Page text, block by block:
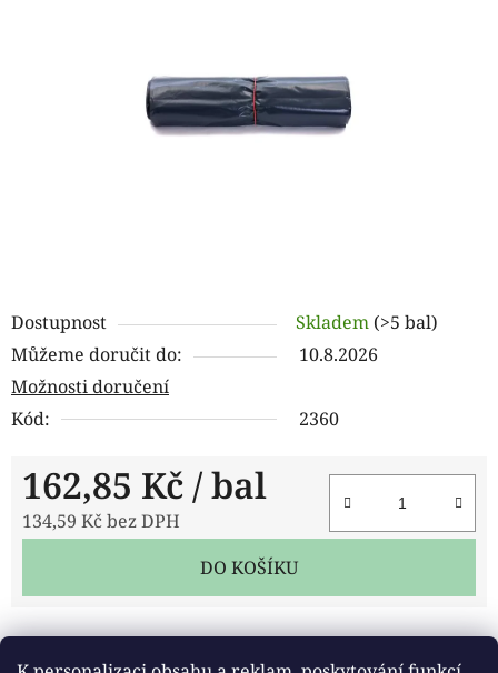
Dostupnost Skladem (>5 bal)
Můžeme doručit do:
10.8.2026
Možnosti doručení
Kód:
2360
162,85 Kč / bal
134,59 Kč bez DPH
DO KOŠÍKU